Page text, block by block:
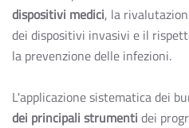
dispositivi medici, la
dei dispositivi invasivi e il
la prevenzione delle infezioni.
L'applicazione sistematica dei
dei principali strumenti dei